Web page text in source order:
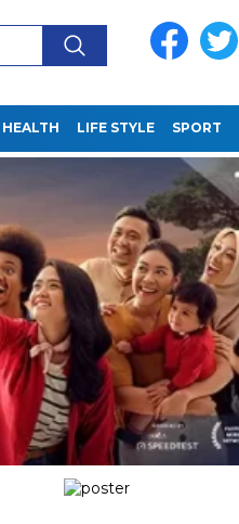
HEALTH LIFE STYLE SPORT